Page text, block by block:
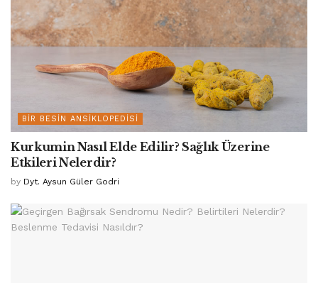
BIR BESIN ANSIKLOPEDISI
Kurkumin Nasıl Elde Edilir? Sağlık Üzerine
Etkileri Nelerdir?
by Dyt. Aysun Güler Godri